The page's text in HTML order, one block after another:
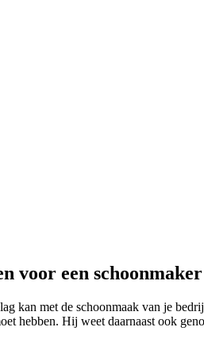
voor een
kan met de schoonmaak van je
hebben. Hij weet daarnaast ook